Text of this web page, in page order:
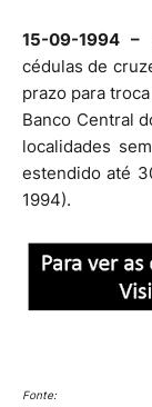
15-09-1994 –
cédulas de
prazo para
Banco Central
localidades
estendido até
1994).
Fonte: